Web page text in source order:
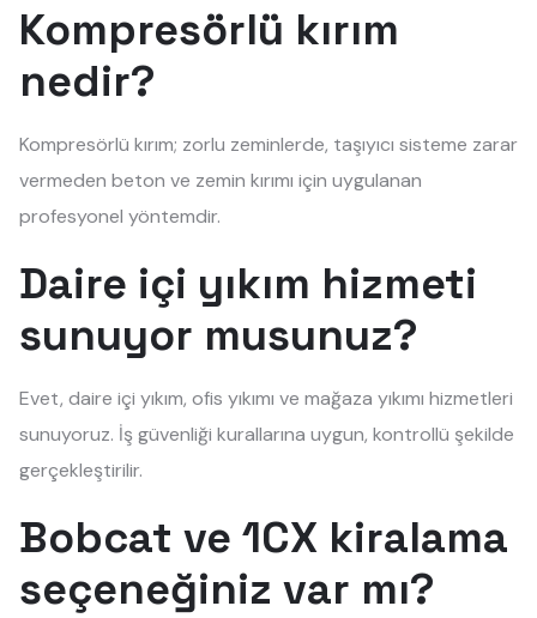
Kompresörlü kırım
nedir?
Kompresörlü kırım; zorlu zeminlerde, taşıyıcı sisteme zarar
vermeden beton ve zemin kırımı için uygulanan
profesyonel yöntemdir.
Daire içi yıkım hizmeti
sunuyor musunuz?
Evet, daire içi yıkım, ofis yıkımı ve mağaza yıkımı hizmetleri
sunuyoruz. İş güvenliği kurallarına uygun, kontrollü şekilde
gerçekleştirilir.
Bobcat ve 1CX kiralama
seçeneğiniz var mı?